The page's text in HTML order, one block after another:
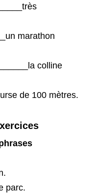
marathon
colline
de 100 mètres.
parc.